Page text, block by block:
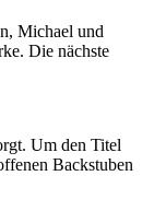
Michael und
Die nächste
Um den Titel
Backstuben